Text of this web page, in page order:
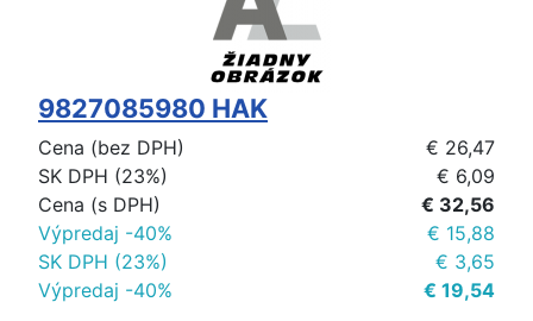
9827085980 HAK
Cena (bez DPH)
€ 26,47
SK DPH (23%)
€ 6,09
Cena (s DPH)
€ 32,56
Výpredaj -40%
€ 15,88
SK DPH (23%)
€ 3,65
Výpredaj -40%
€ 19,54